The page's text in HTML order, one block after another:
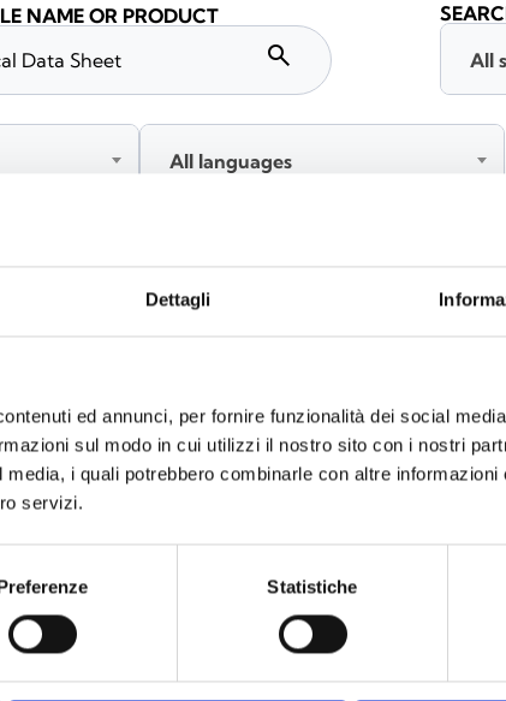
Dettagli
ed annunci, per fornire funzionalità dei social
sul modo in cui utilizzi il nostro sito con i nostri
i quali potrebbero combinarle con altre informazioni
servizi.
Statistiche
NAME OR PRODUCT
search
All
All languages